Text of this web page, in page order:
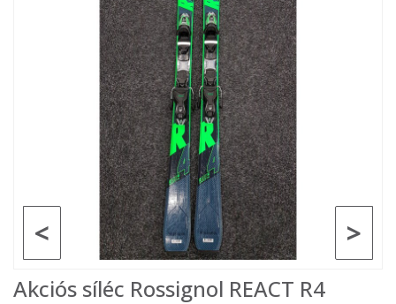
>
<
Akciós síléc Rossignol REACT R4